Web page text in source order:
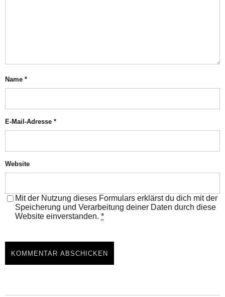
Name *
E-Mail-Adresse *
Website
Mit der Nutzung dieses Formulars erklärst du dich mit der
Speicherung und Verarbeitung deiner Daten durch diese
Website einverstanden. *